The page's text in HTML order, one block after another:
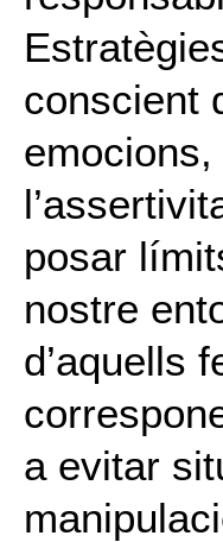
conscient
posar
nostre
d’aquells
a evitar